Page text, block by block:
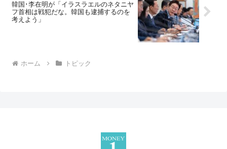
韓国･李在明が「イラスラエルのネタニヤ
フ首相は戦犯だな。韓国も逮捕するのを
考えよう」
ホーム トピック